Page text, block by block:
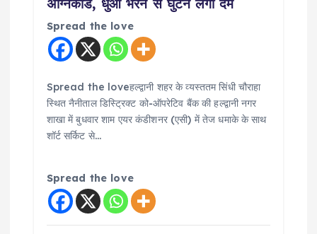
Spread the love
Spread the loveहल्द्वानी शहर के व्यस्ततम सिंधी चौराहा
स्थित नैनीताल डिस्ट्रिक्ट को-ऑपरेटिव बैंक की हल्द्वानी नगर
शाखा में बुधवार शाम एयर कंडीशनर (एसी) में तेज धमाके के साथ
शॉर्ट सर्किट से…
Spread the love